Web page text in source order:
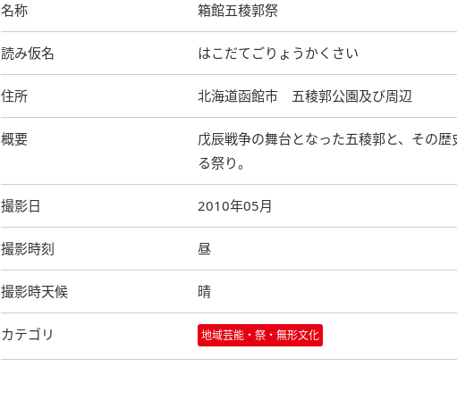
名称 箱館五稜郭祭
読み仮名 はこだてごりょうかくさい
住所 北海道函館市 五稜郭公園及び周辺
概要
戊辰戦争の舞台となった五稜郭と、その
る祭り。
撮影日 2010年05月
撮影時刻 昼
撮影時天候 晴
カテゴリ 地域芸能・祭・無形文化